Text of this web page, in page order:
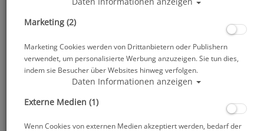
Marketing (2)
Marketing Cookies werden von Drittanbietern oder Publishern
verwendet, um personalisierte Werbung anzuzeigen. Sie tun dies,
indem sie Besucher über Websites hinweg verfolgen.
Daten Informationen anzeigen
Externe Medien (1)
Wenn Cookies von externen Medien akzeptiert werden, bedarf der